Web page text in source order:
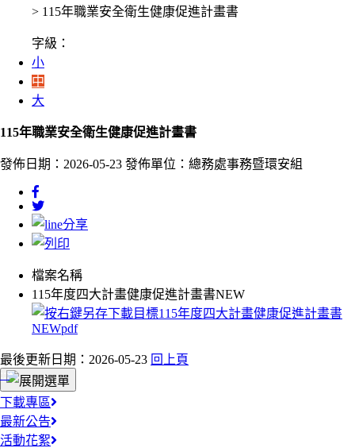
> 115年職業安全衛生健康促進計畫書
字級：
小
中
大
115年職業安全衛生健康促進計畫書
發佈日期：2026-05-23 發佈單位：總務處事務暨環安組
檔案名稱
115年度四大計畫健康促進計畫書NEW
最後更新日期：2026-05-23 回上頁
:::
下載專區
最新公告
活動花絮